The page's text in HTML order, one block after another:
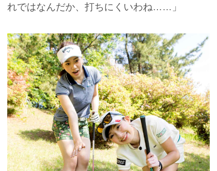
れではなんだか、打ちにくいわね……」